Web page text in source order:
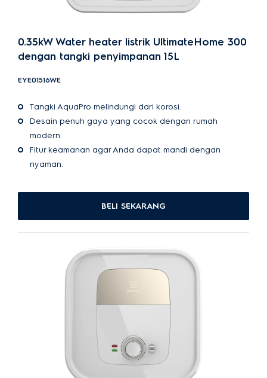
0.35kW Water heater listrik UltimateHome 300
dengan tangki penyimpanan 15L
EYE01516WE
Tangki AquaPro melindungi dari korosi.
Desain penuh gaya yang cocok dengan rumah
modern.
Fitur keamanan agar Anda dapat mandi dengan
nyaman.
BELI SEKARANG